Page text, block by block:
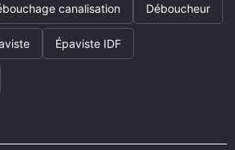
canalisation Déboucheur
Épaviste IDF